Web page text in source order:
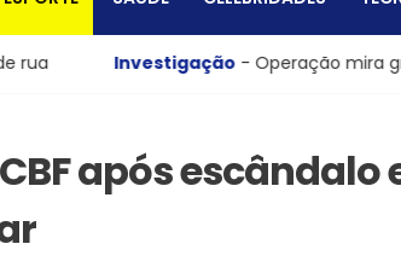
Investigação- Operação mira grupo
após escândalo